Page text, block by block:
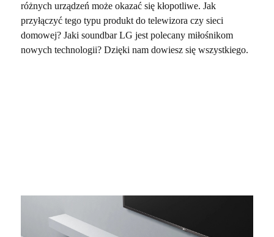
różnych urządzeń może okazać się kłopotliwe. Jak
przyłączyć tego typu produkt do telewizora czy sieci
domowej? Jaki soundbar LG jest polecany miłośnikom
nowych technologii? Dzięki nam dowiesz się wszystkiego.